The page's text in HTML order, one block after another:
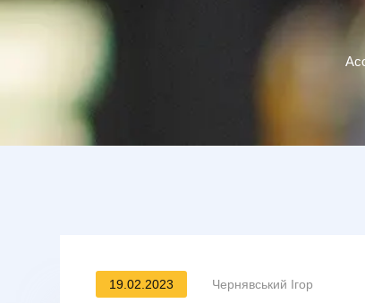
19.02.2023 Чернявський Ігор